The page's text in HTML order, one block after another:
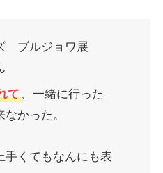
ブルジョワ展
て、一緒に行った
かった。
手くてもなんにも表